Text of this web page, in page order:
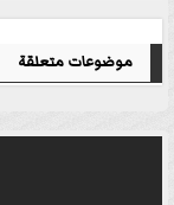
موضوعات متعلقة